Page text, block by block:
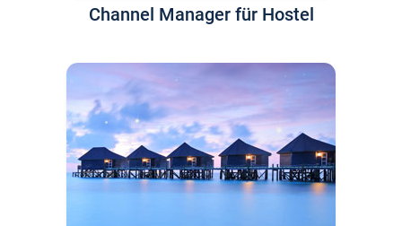
Channel Manager für Hostel